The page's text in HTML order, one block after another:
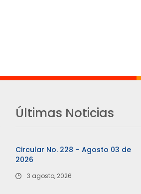
Últimas Noticias
Circular No. 228 – Agosto 03 de
2026
3 agosto, 2026